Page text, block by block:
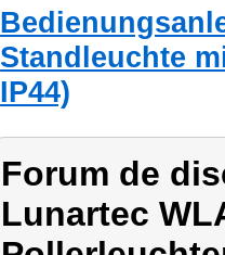
Standleuchte
IP44)
Forum de
Lunartec